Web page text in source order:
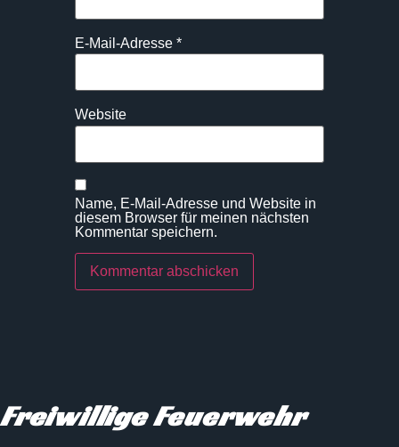
E-Mail-Adresse *
Website
Name, E-Mail-Adresse und Website in
diesem Browser für meinen nächsten
Kommentar speichern.
Freiwillige Feuerwehr